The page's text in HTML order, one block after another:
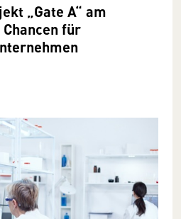
„Gate A“ am
für